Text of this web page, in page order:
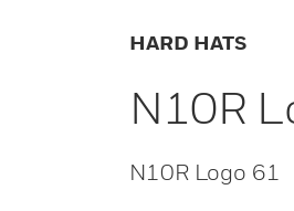
HARD HATS
N10R
N10R Logo 61